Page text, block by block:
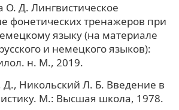
О. Д. Лингвистическое
фонетических тренажеров при
языку (на материале
и немецкого языков):
н. М., 2019.
Никольский Л. Б. Введение в
М.: Высшая школа, 1978.